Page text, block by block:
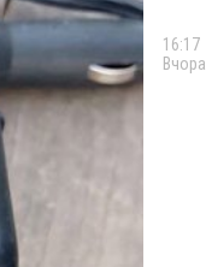
16:17
Вчора